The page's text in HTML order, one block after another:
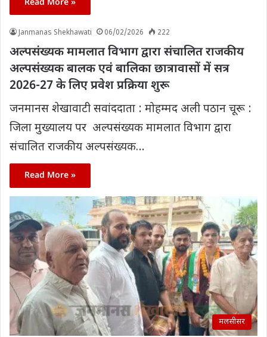
Read More »
Janmanas Shekhawati 06/02/2026 222
अल्पसंख्यक मामलात विभाग द्वारा संचालित राजकीय
अल्पसंख्यक बालक एवं बालिका छात्रावासों में सत्र
2026-27 के लिए प्रवेश प्रक्रिया शुरू
जनमानस शेखावाटी सवांददाता : मोहम्मद अली पठान चूरू :
जिला मुख्यालय पर ‌ अल्पसंख्यक मामलात विभाग द्वारा
संचालित राजकीय अल्पसंख्यक…
Read More »
मलसीसर